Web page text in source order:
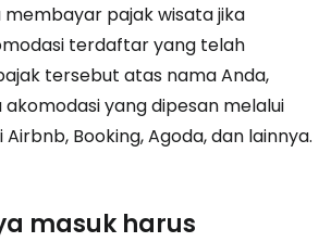
pajak wisata jika
terdaftar yang telah
tersebut atas nama Anda,
akomodasi yang dipesan melalui
Booking, Agoda, dan lainnya.
masuk harus